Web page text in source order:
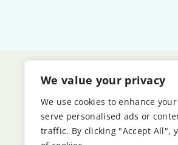
We value your privacy
We use cookies to enhance
serve personalised ads or
traffic. By clicking "Accept All",